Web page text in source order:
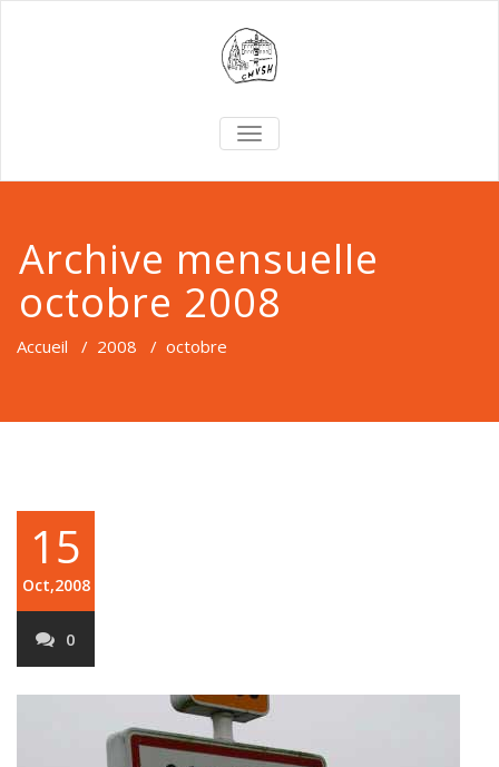
TOGGLE
NAVIGATION
Archive mensuelle
octobre 2008
Accueil / 2008 / octobre
15
Oct,2008
0